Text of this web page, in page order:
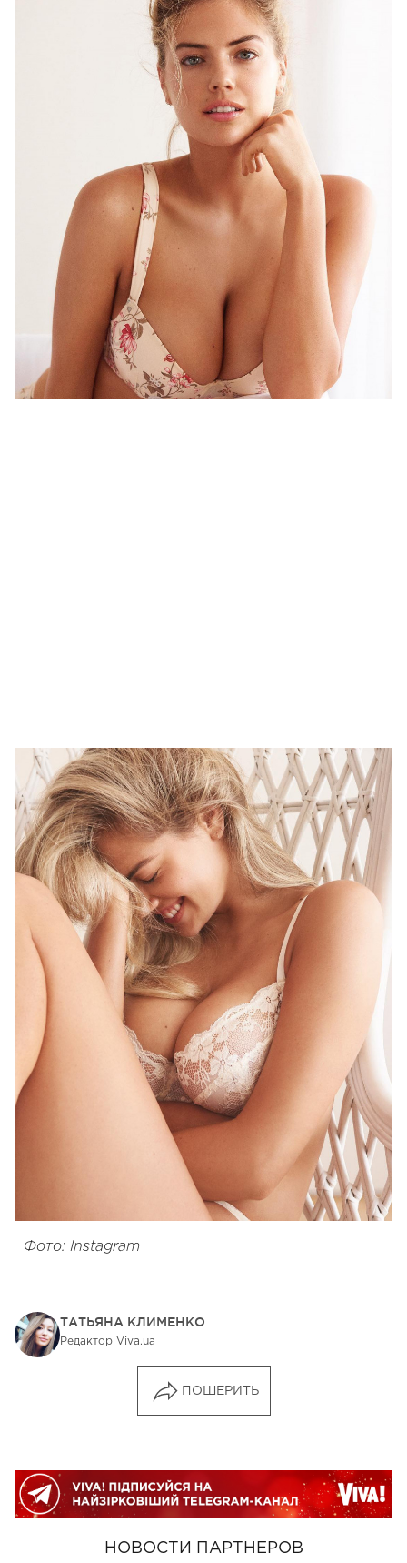
Фото: Instagram
ТАТЬЯНА КЛИМЕНКО
Редактор Viva.ua
ПОШЕРИТЬ
НОВОСТИ ПАРТНЕРОВ